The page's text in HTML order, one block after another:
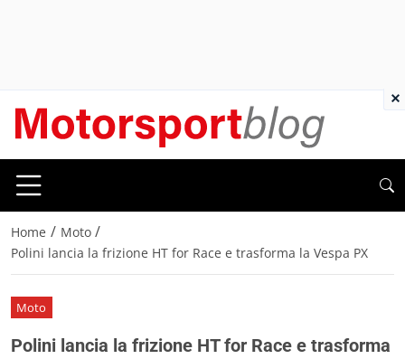
Home / Moto /
Polini lancia la frizione HT for Race e trasforma la Vespa PX
Moto
Polini lancia la frizione HT for Race e trasforma
×